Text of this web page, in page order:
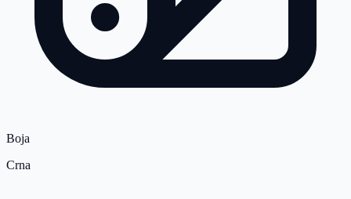
Boja
Crna